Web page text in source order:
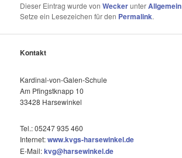
Dieser Eintrag wurde vonWeckerunterAllgemein
Setze ein Lesezeichen für den Permalink.
Kontakt
Kardinal-von-Galen-Schule
Am Pfingstknapp 10
33428 Harsewinkel
Tel.: 05247 935 460
Internet:www.kvgs-harsewinkel.de
E-Mail:kvg@harsewinkel.de